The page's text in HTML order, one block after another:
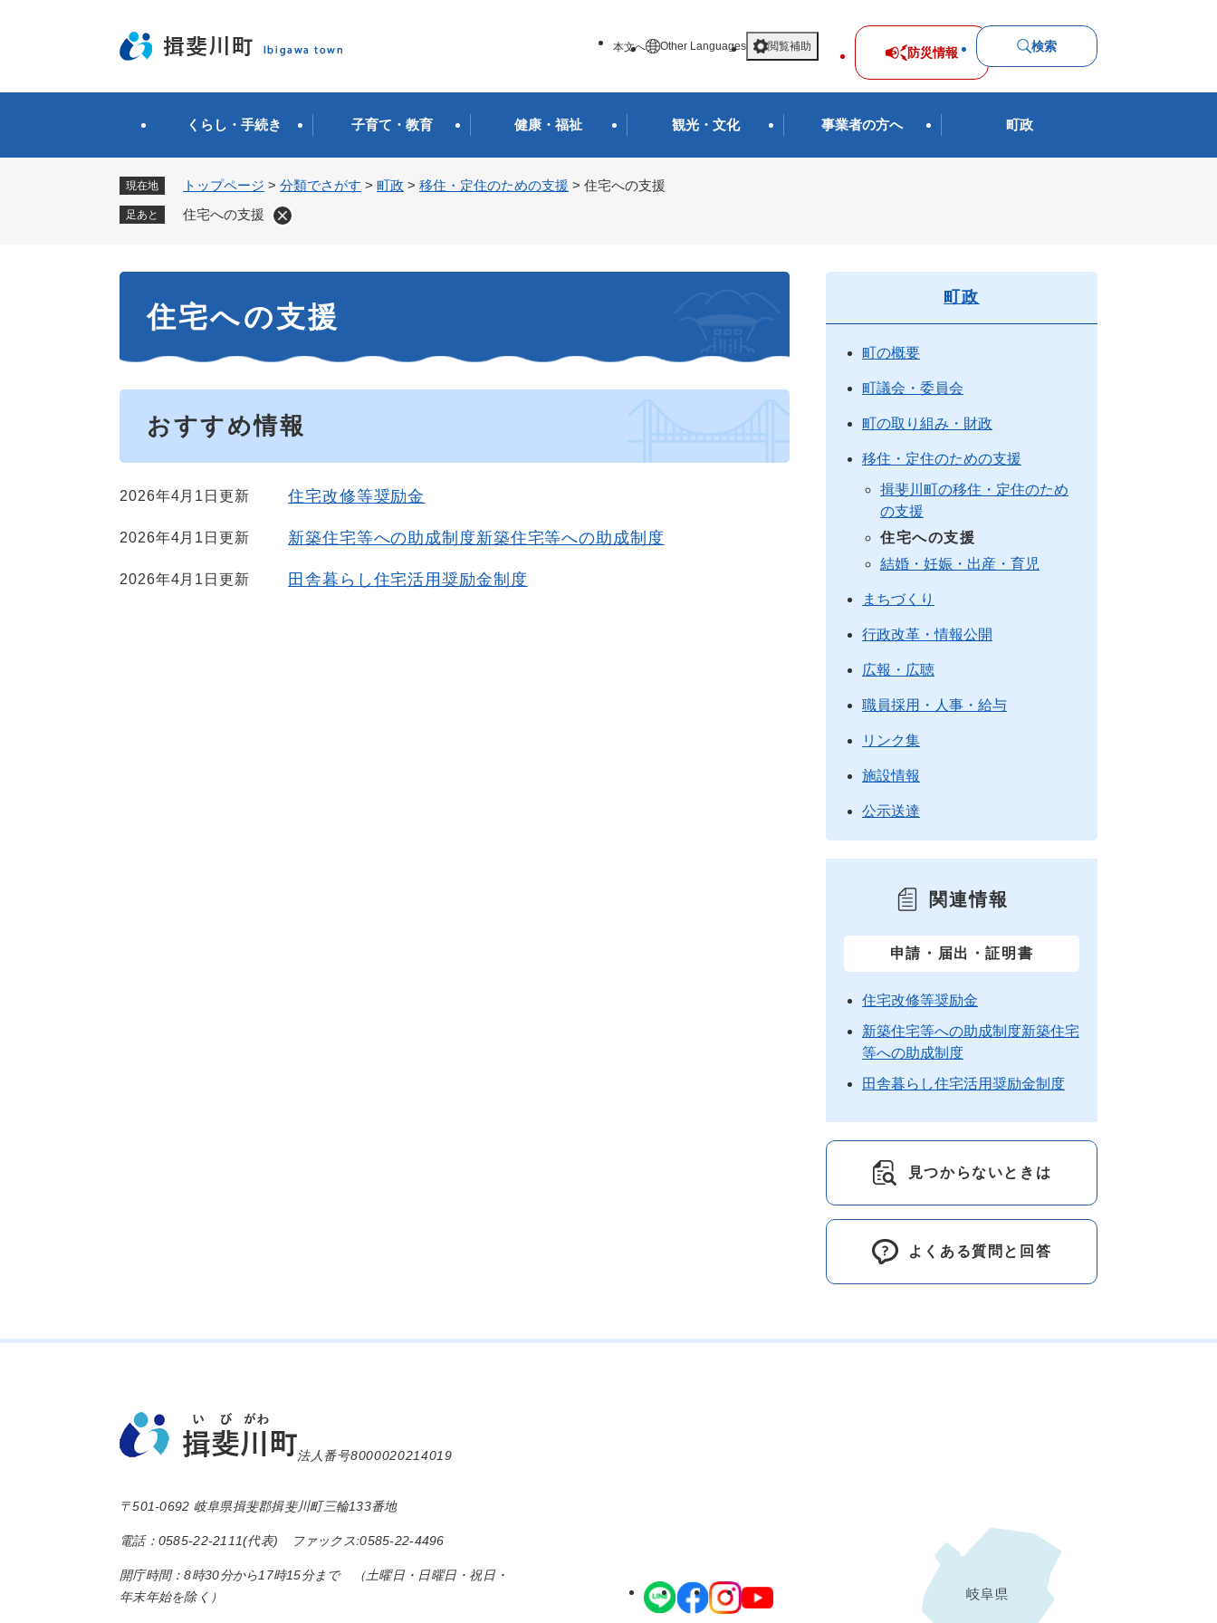
先
す
本文へ Other Languages 閲覧補助 防災情報 検索
くらし・手続き 子育て・教育 健康・福祉 観光・文化 事業者の方へ 町政
現在地 トップページ > 分類でさがす > 町政 > 移住・定住のための支援 > 住宅への支援
足あと 住宅への支援
住宅への支援
おすすめ情報
2026年4月1日更新 住宅改修等奨励金
2026年4月1日更新 新築住宅等への助成制度新築住宅等への助成制度
2026年4月1日更新 田舎暮らし住宅活用奨励金制度
町政
町の概要
町議会・委員会
町の取り組み・財政
移住・定住のための支援
揖斐川町の移住・定住のため
の支援
住宅への支援
結婚・妊娠・出産・育児
まちづくり
行政改革・情報公開
広報・広聴
職員採用・人事・給与
リンク集
施設情報
公示送達
関連情報
申請・届出・証明書
住宅改修等奨励金
新築住宅等への助成制度新築住宅
等への助成制度
田舎暮らし住宅活用奨励金制度
見つからないときは
よくある質問と回答
法人番号8000020214019
〒501-0692 岐阜県揖斐郡揖斐川町三輪133番地
電話：0585-22-2111(代表) ファックス:0585-22-4496
開庁時間：8時30分から17時15分まで （土曜日・日曜日・祝日・
年末年始を除く）